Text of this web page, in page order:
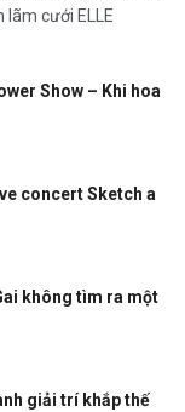
lãm cưới ELLE
Show – Khi hoa
concert Sketch a
không tìm ra một
giải trí khắp thế